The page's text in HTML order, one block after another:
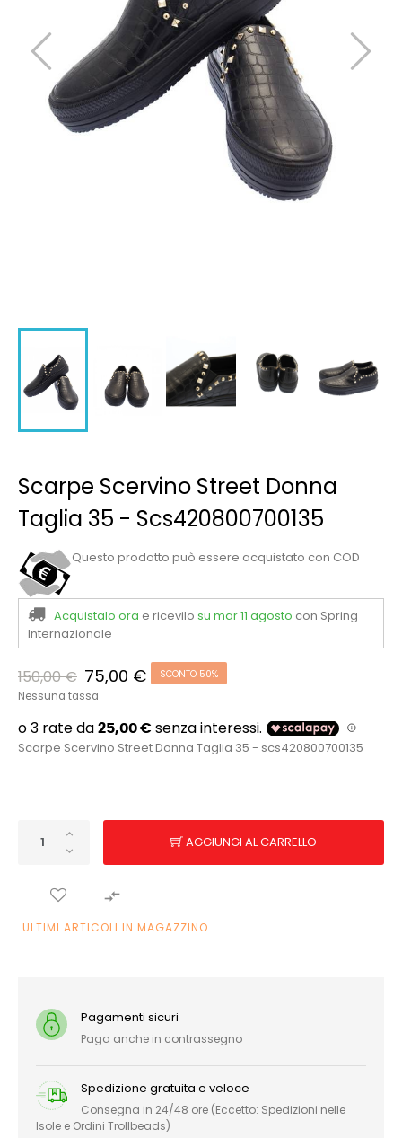
Scarpe Scervino Street Donna
Taglia 35 - Scs420800700135
Questo prodotto può essere acquistato con COD
Acquistalo ora e ricevilo su mar 11 agosto con Spring
Internazionale
150,00 € 75,00 € SCONTO 50%
Nessuna tassa
Scarpe Scervino Street Donna Taglia 35 - scs420800700135
AGGIUNGI AL CARRELLO

ULTIMI ARTICOLI IN MAGAZZINO
Pagamenti sicuri
Paga anche in contrassegno
Spedizione gratuita e veloce
Consegna in 24/48 ore (Eccetto: Spedizioni nelle
Isole e Ordini Trollbeads)